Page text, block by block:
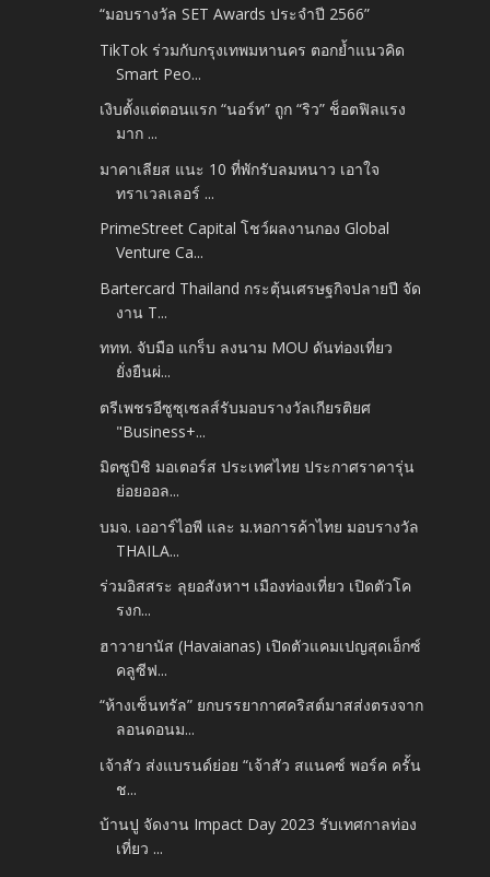
“มอบรางวัล SET Awards ประจำปี 2566”
TikTok ร่วมกับกรุงเทพมหานคร ตอกย้ำแนวคิด
Smart Peo...
เงิบตั้งแต่ตอนแรก “นอร์ท” ถูก “ริว” ช็อตฟิลแรง
มาก ...
มาคาเลียส แนะ 10 ที่พักรับลมหนาว เอาใจ
ทราเวลเลอร์ ...
PrimeStreet Capital โชว์ผลงานกอง Global
Venture Ca...
Bartercard Thailand กระตุ้นเศรษฐกิจปลายปี จัด
งาน T...
ททท. จับมือ แกร็บ ลงนาม MOU ดันท่องเที่ยว
ยั่งยืนผ่...
ตรีเพชรอีซูซุเซลส์รับมอบรางวัลเกียรติยศ
"Business+...
มิตซูบิชิ มอเตอร์ส ประเทศไทย ประกาศราคารุ่น
ย่อยออล...
บมจ. เออาร์ไอพี และ ม.หอการค้าไทย มอบรางวัล
THAILA...
ร่วมอิสสระ ลุยอสังหาฯ เมืองท่องเที่ยว เปิดตัวโค
รงก...
ฮาวายานัส (Havaianas) เปิดตัวแคมเปญสุดเอ็กซ์
คลูซีฟ...
“ห้างเซ็นทรัล” ยกบรรยากาศคริสต์มาสส่งตรงจาก
ลอนดอนม...
เจ้าสัว ส่งแบรนด์ย่อย “เจ้าสัว สแนคซ์ พอร์ค ครั้น
ช...
บ้านปู จัดงาน Impact Day 2023 รับเทศกาลท่อง
เที่ยว ...